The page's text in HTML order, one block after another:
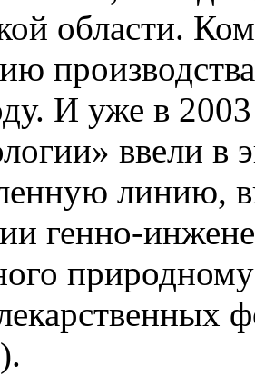
области.
И уже в
ввели в
линию,
генно-